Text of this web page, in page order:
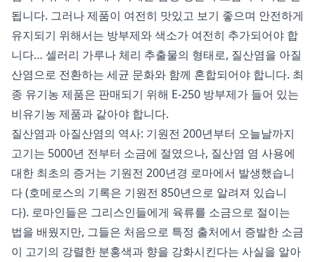
됩니다. 그러나 제품이 여전히 맛있고 보기 좋으며 안전하게
유지되기 위해서는 방부제와 색소가 여전히 추가되어야 합
니다… 셀러리 가루나 체리 추출물의 형태로, 질산염을 아질
산염으로 전환하는 세균 문화와 함께 혼합되어야 합니다. 최
종 유기농 제품은 판매되기 위해 E-250 방부제가 들어 있는
비유기농 제품과 같아야 합니다.
질산염과 아질산염의 역사: 기원전 200년부터 오늘날까지
고기는 5000년 전부터 소금에 절였으나, 질산염 염 사용에
대한 최초의 증거는 기원전 200년경 로마에서 발생했습니
다 (호메로스의 기록은 기원전 850년으로 알려져 있습니
다). 로마인들은 그리스인들에게 육류를 소금으로 절이는
법을 배웠지만, 그들은 처음으로 특정 출처에서 증발한 소금
이 고기의 강렬한 분홍색과 향을 강화시킨다는 사실을 알아